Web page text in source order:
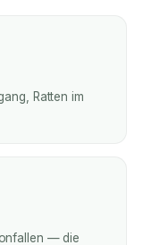
Ratten im
— die